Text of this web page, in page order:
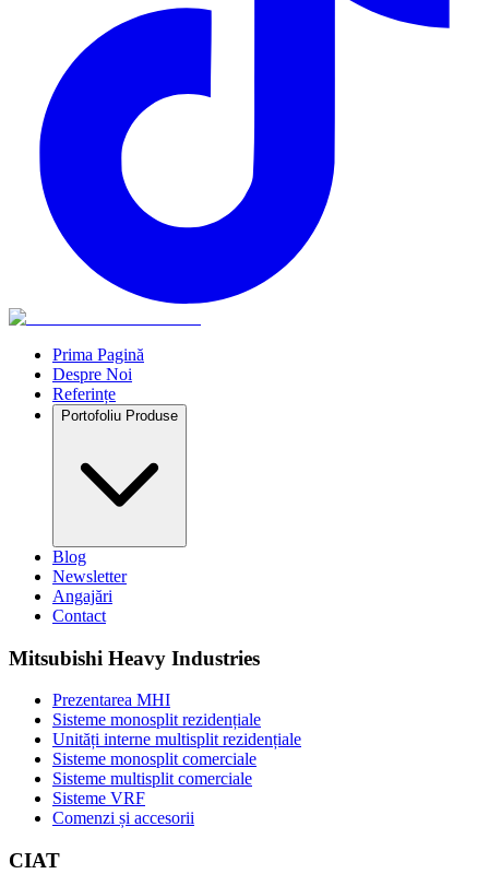
Prima Pagină
Despre Noi
Referințe
Portofoliu Produse
Blog
Newsletter
Angajări
Contact
Mitsubishi Heavy Industries
Prezentarea MHI
Sisteme monosplit rezidențiale
Unități interne multisplit rezidențiale
Sisteme monosplit comerciale
Sisteme multisplit comerciale
Sisteme VRF
Comenzi și accesorii
CIAT